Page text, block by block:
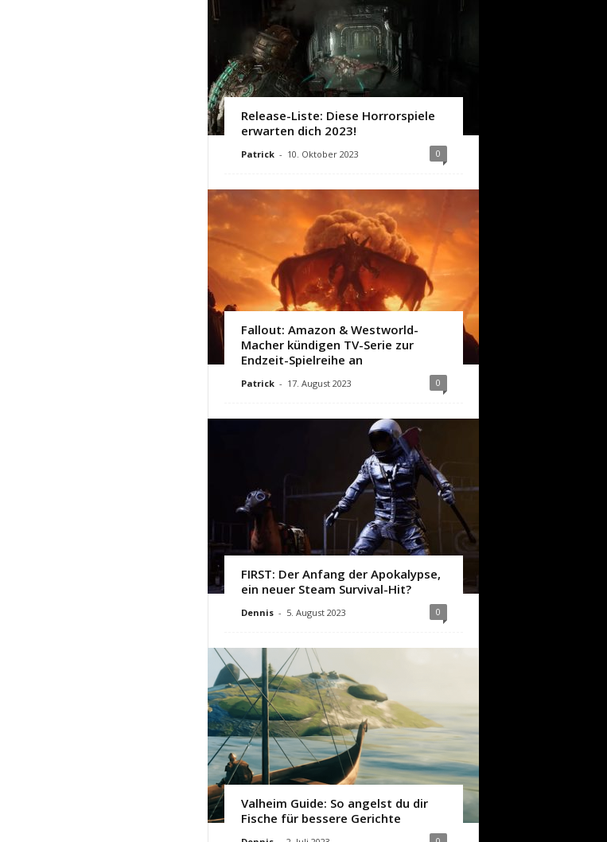
Release-Liste: Diese Horrorspiele
erwarten dich 2023!
Patrick - 10. Oktober 2023 0
Fallout: Amazon & Westworld-
Macher kündigen TV-Serie zur
Endzeit-Spielreihe an
Patrick - 17. August 2023 0
FIRST: Der Anfang der Apokalypse,
ein neuer Steam Survival-Hit?
Dennis - 5. August 2023 0
Valheim Guide: So angelst du dir
Fische für bessere Gerichte